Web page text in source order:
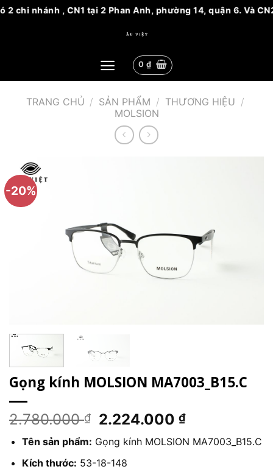
nhánh , CN1 tại 2 Phan Anh, phường 14, quận 6. Và
0 ₫
TRANG CHỦ / SẢN PHẨM / THƯƠNG HIỆU /
MOLSION
-20%
Gọng kính MOLSION MA7003_B15.C
2.780.000₫
Giá
gốc
là:
2.780.000 ₫.
2.224.000₫Giá
hiện
tại
Tên sản phẩm: Gọng kính MOLSION MA7003_B15.C
Kích thước: 53-18-148